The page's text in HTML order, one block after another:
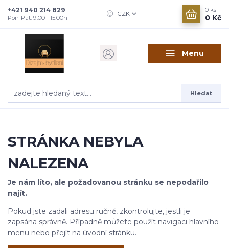
Menu
CZK
Hledat
+421 940 214 829
Pon-Pát: 9:00 - 15:00h
0 ks
0 Kč
STRÁNKA NEBYLA
NALEZENA
Je nám líto, ale požadovanou stránku se nepodařilo
najít.
Pokud jste zadali adresu ručně, zkontrolujte, jestli je
zapsána správně. Případně můžete použít navigaci hlavního
menu nebo přejít na úvodní stránku.